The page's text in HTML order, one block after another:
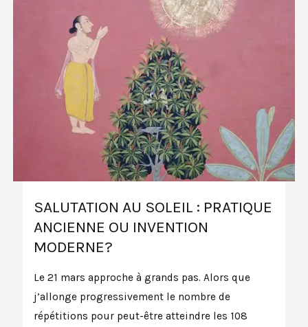
SALUTATION AU SOLEIL : PRATIQUE
ANCIENNE OU INVENTION
MODERNE?
Le 21 mars approche à grands pas. Alors que
j’allonge progressivement le nombre de
répétitions pour peut-être atteindre les 108